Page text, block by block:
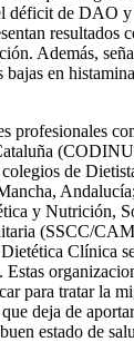
déficit de DAO y
resultados
Además,
bajas en
profesionales
de
y Nutrición,
(SSCC/
Clínica
para tratar la
deja de
estado de